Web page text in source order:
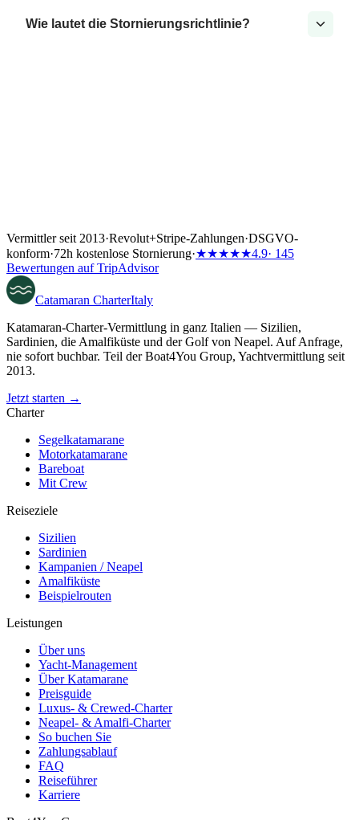
Wie lautet die Stornierungsrichtlinie?
Vermittler seit 2013·Revolut+Stripe-Zahlungen·DSGVO-
konform·72h kostenlose Stornierung·★★★★★4.9· 145
Bewertungen auf TripAdvisor
Catamaran CharterItaly
Katamaran-Charter-Vermittlung in ganz Italien — Sizilien,
Sardinien, die Amalfiküste und der Golf von Neapel. Auf Anfrage,
nie sofort buchbar. Teil der Boat4You Group, Yachtvermittlung seit
2013.
Jetzt starten →
Charter
Segelkatamarane
Motorkatamarane
Bareboat
Mit Crew
Reiseziele
Sizilien
Sardinien
Kampanien / Neapel
Amalfiküste
Beispielrouten
Leistungen
Über uns
Yacht-Management
Über Katamarane
Preisguide
Luxus- & Crewed-Charter
Neapel- & Amalfi-Charter
So buchen Sie
Zahlungsablauf
FAQ
Reiseführer
Karriere